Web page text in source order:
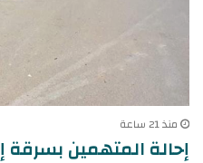
منذ 21 ساعة
إحالة المتهمين